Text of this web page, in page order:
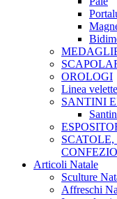
OROLOGI
Linea velette
SANTINI
Articoli Natale
Sculture
Affreschi